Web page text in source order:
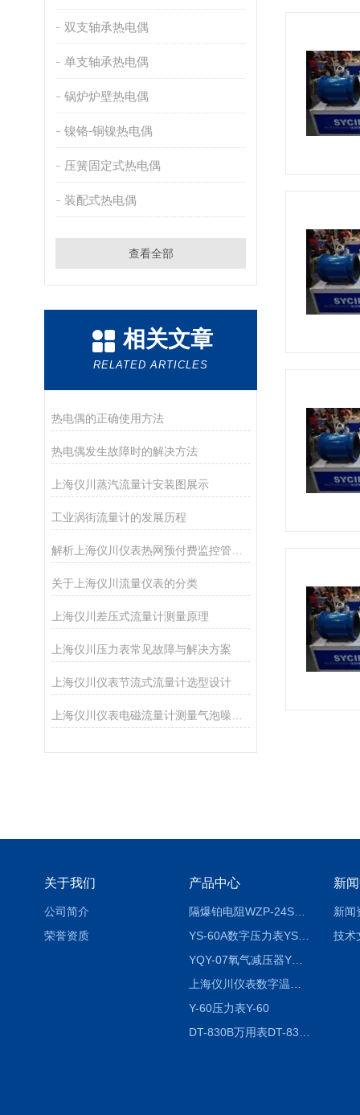
双支轴承热电偶
单支轴承热电偶
锅炉炉壁热电偶
镍铬-铜镍热电偶
压簧固定式热电偶
装配式热电偶
查看全部
相关文章
RELATED ARTICLES
热电偶的正确使用方法
热电偶发生故障时的解决方法
上海仪川蒸汽流量计安装图展示
工业涡街流量计的发展历程
关于上海仪川流量仪表的分类
上海仪川差压式流量计测量原理
上海仪川压力表常见故障与解决方案
上海仪川仪表节流式流量计选型设计
关于我们
公司简介
荣誉资质
产品中心
隔爆铂电阻WZP-24SA隔爆铂电阻WZP-24SA/Pt100
YS-60A数字压力表YS-60A
YQY-07氧气减压器YQY-07
Y-60压力表Y-60
新
新闻
技术